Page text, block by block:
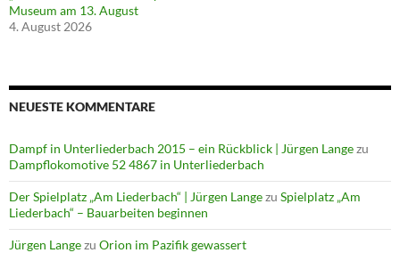
Museum am 13. August
4. August 2026
NEUESTE KOMMENTARE
Dampf in Unterliederbach 2015 – ein Rückblick | Jürgen Langezu
Dampflokomotive 52 4867 in Unterliederbach
Der Spielplatz „Am Liederbach“ | Jürgen Langezu Spielplatz „Am
Liederbach“ – Bauarbeiten beginnen
Jürgen Langezu Orion im Pazifik gewassert